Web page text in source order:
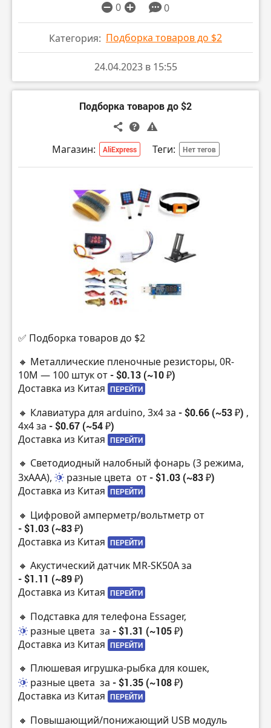
0 0
Категория: Подборка товаров до $2
24.04.2023 в 15:55
Подборка товаров до $2
Магазин: AliExpress Теги: Нет тегов
✅ Подборка товаров до $2
🔸 Металлические пленочные резисторы, 0R-
10M — 100 штук от- $0.13 (~10 ₽)
Доставка из Китая ПЕРЕЙТИ
🔸 Клавиатура для arduino, 3х4 за - $0.66 (~53 ₽) ,
4х4 за - $0.67 (~54 ₽)
Доставка из Китая ПЕРЕЙТИ
🔸 Светодиодный налобный фонарь (3 режима,
3хAAA),
разные цвета от- $1.03 (~83 ₽)
Доставка из Китая ПЕРЕЙТИ
🔸 Цифровой амперметр/вольтметр от
- $1.03 (~83 ₽)
Доставка из Китая ПЕРЕЙТИ
🔸 Акустический датчик MR-SK50A за
- $1.11 (~89 ₽)
Доставка из Китая ПЕРЕЙТИ
🔸 Подставка для телефона Essager,
разные цвета за - $1.31 (~105 ₽)
Доставка из Китая ПЕРЕЙТИ
🔸 Плюшевая игрушка-рыбка для кошек,
разные цвета за - $1.35 (~108 ₽)
Доставка из Китая ПЕРЕЙТИ
🔸 Повышающий/понижающий USB модуль